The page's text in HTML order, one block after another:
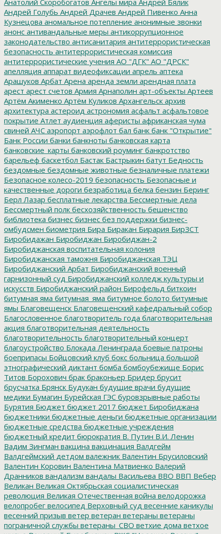
Андрей Голубь Андрей Драчев Андрей Пивенко Анна
Кузнецова аномальное потепление анонимные звонки
анонс антивандальные меры антикоррупционное
законодательство антисанитария антитеррористическая
безопасность антитеррористическая комиссия
антитеррористические учения АО "ДГК" АО "ДРСК"
апелляция аппарат видеофиксации апрель аптека
Арашуков Арбат Арена аренда земли арендная плата
арест арест счетов Армия Арнаполин арт-объекты Артеев
Артём Акименко Артём Куликов Архангельск архив
архитектура астероид астрономия асфальт асфальтовое
покрытие Атлет аудиенция аферисты африканская чума
свиней АЧС аэропорт аэрофлот бал банк банк "Открытие"
Банк России банки банкноты банковская карта
банковские_карты банковский роуминг банкротство
барельеф баскетбол Бастак Бастрыкин батут Бедность
бездомные бездомные животные безналичные платежи
Безопасное колесо-2019 безопасность Безопасные и
качественные дороги безработица белка бензин Беринг
Берл Лазар бесплатные лекарства Бессмертные дела
Бессмертный полк бесхозяйственность бешенство
библиотека бизнес бизнес без поддержки бизнес-
омбудсмен биометрия Бира Биракан Бирария БирЗСТ
Биробидажан Биробиджан Биробиджан-2
Биробиджанская воспитательная колония
Биробиджанская таможня Биробиджанская ТЭЦ
Биробиджанский Арбат Биробиджанский военный
гарнизонный суд Биробиджанский колледж культуры и
искусств Биробиджанский район Бирофельд биткоин
битумная яма битумная_яма битумное болото битумные
ямы Благовещенск Благовещенский кафедральный собор
Благословенное благотворитель года благотворительная
акция благотворительная деятельность
благотворительность благотворительный концерт
благоустройство Блокада Ленинграда боевые патроны
боеприпасы Бойцовский клуб бокс больница большой
этнографический диктант бомба бомбоубежище Борис
Титов Борохович брак браконьер Бридер брусит
брусчатка Брянск Будукан будущие врачи будущие
медики Бумагин Бурейская ГЭС буровзрывные работы
Бурятия Бюджет бюджет 2017 бюджет Биробиджана
бюджетники бюджетные деньги бюджетные организации
бюджетные средства бюджетные учреждения
бюджетный кредит бюрократия В. Путин В.И. Ленин
Вадим Зингман вакцина вакцинация Валдгейм
Валдгеймский детдом валежник Валентин Брусиловский
Валентин Коровин Валентина Матвиенко Валерий
Дранников вандализм вандалы Васильева ВВО ВВП Вебер
Великан Великая Октябрьская социалистическая
революция Великая Отечественная война велодорожка
велопробег велосипед Верховный суд весенние каникулы
весенний призыв ветер ветеран ветераны ветераны
пограничной службы ветераны_СВО ветхие дома ветхое